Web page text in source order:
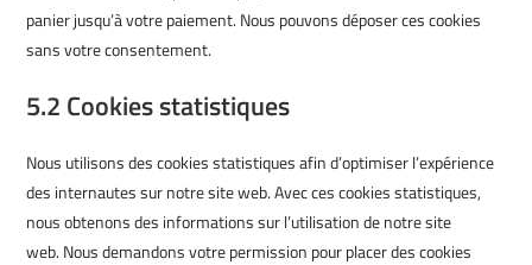
panier jusqu’à votre paiement. Nous pouvons déposer ces cookies
sans votre consentement.
5.2 Cookies statistiques
Nous utilisons des cookies statistiques afin d’optimiser l’expérience
des internautes sur notre site web. Avec ces cookies statistiques,
nous obtenons des informations sur l’utilisation de notre site
web. Nous demandons votre permission pour placer des cookies